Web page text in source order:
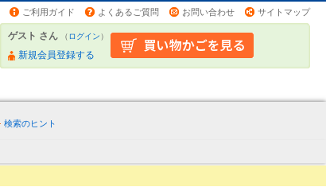
ご利用ガイド よくあるご質問 お問い合わせ サイトマップ
ゲスト さん （ログイン）
新規会員登録する
検索のヒント